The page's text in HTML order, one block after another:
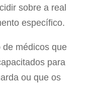
sobre a real
específico.
médicos que
para
ou que os